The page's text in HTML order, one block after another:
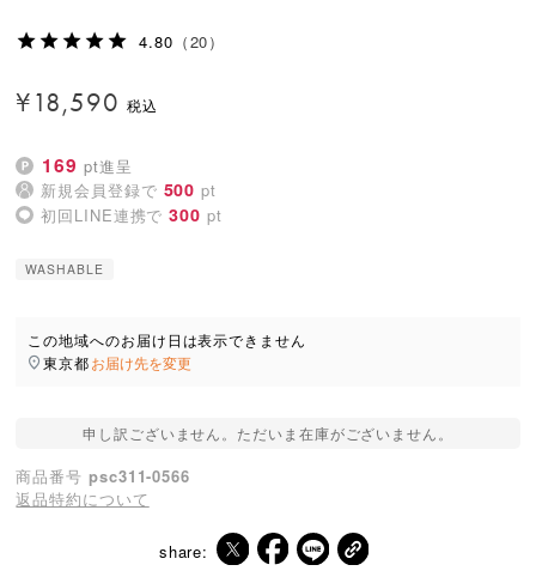
4.80 （20）
¥18,590
169 pt進呈
新規会員登録で 500 pt
初回LINE連携で 300 pt
WASHABLE
この地域へのお届け日は表示できません
東京都お届け先を変更
申し訳ございません。ただいま在庫がございません。
商品番号 psc311-0566
返品特約について
share: